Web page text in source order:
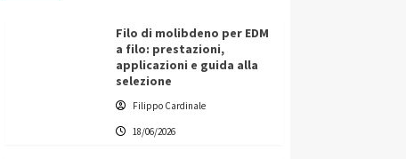
Filo di molibdeno per EDM
a filo: prestazioni,
applicazioni e guida alla
selezione
Filippo Cardinale
18/06/2026